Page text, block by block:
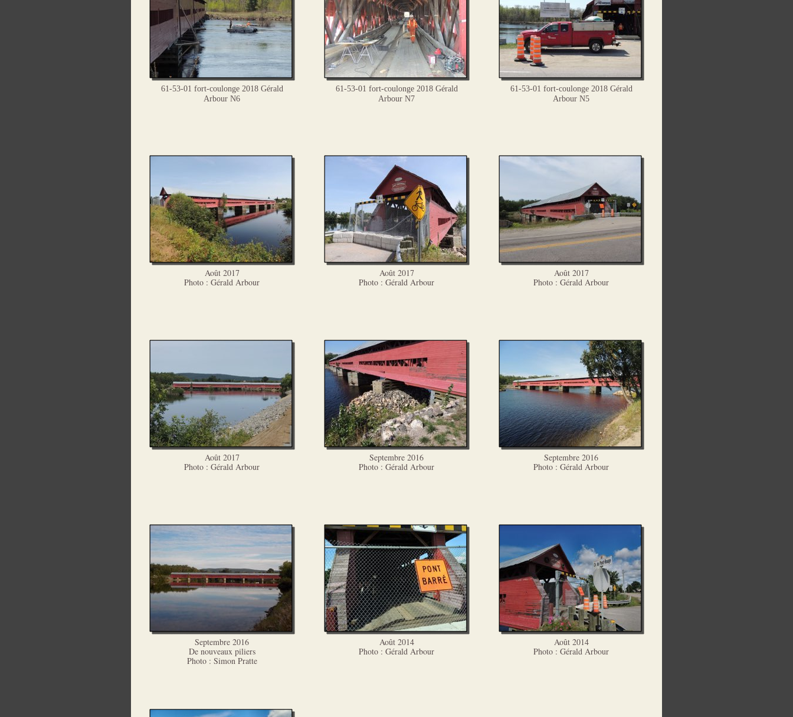
61-53-01 fort-coulonge 2018 Gérald
Arbour N6
61-53-01 fort-coulonge 2018 Gérald
Arbour N7
61-53-01 fort-coulonge 2018 Gérald
Arbour N5
Août 2017
Photo : Gérald Arbour
Août 2017
Photo : Gérald Arbour
Août 2017
Photo : Gérald Arbour
Août 2017
Photo : Gérald Arbour
Septembre 2016
Photo : Gérald Arbour
Septembre 2016
Photo : Gérald Arbour
Septembre 2016
De nouveaux piliers
Photo : Simon Pratte
Août 2014
Photo : Gérald Arbour
Août 2014
Photo : Gérald Arbour